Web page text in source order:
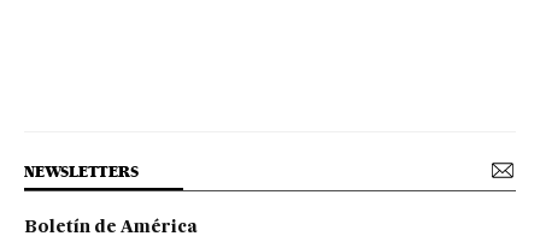
NEWSLETTERS
Boletín de América